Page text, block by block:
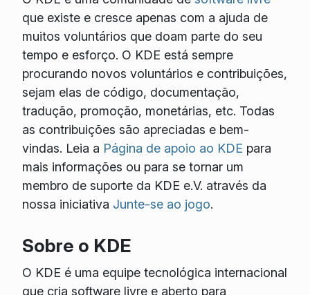
que existe e cresce apenas com a ajuda de
muitos voluntários que doam parte do seu
tempo e esforço. O KDE está sempre
procurando novos voluntários e contribuições,
sejam elas de código, documentação,
tradução, promoção, monetárias, etc. Todas
as contribuições são apreciadas e bem-
vindas. Leia a Página de apoio ao KDE para
mais informações ou para se tornar um
membro de suporte da KDE e.V. através da
nossa iniciativa Junte-se ao jogo.
Sobre o KDE
O KDE é uma equipe tecnológica internacional
que cria software livre e aberto para